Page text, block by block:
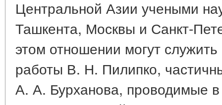
Центральной Азии учеными
Ташкента, Москвы и Санкт-
этом отношении могут
работы В. Н. Пилипко,
А. А. Бурханова, проводимые